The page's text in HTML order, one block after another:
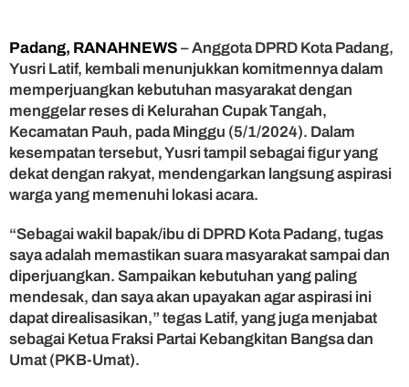
r
i
o
r
t
a
s
k
n
A
p
i
r
a
Padang, RANAHNEWS – Anggota DPRD Kota Padang,
Yusri Latif, kembali menunjukkan komitmennya dalam
memperjuangkan kebutuhan masyarakat dengan
menggelar reses di Kelurahan Cupak Tangah,
Kecamatan Pauh, pada Minggu (5/1/2024). Dalam
kesempatan tersebut, Yusri tampil sebagai figur yang
dekat dengan rakyat, mendengarkan langsung aspirasi
warga yang memenuhi lokasi acara.
“Sebagai wakil bapak/ibu di DPRD Kota Padang, tugas
saya adalah memastikan suara masyarakat sampai dan
diperjuangkan. Sampaikan kebutuhan yang paling
mendesak, dan saya akan upayakan agar aspirasi ini
dapat direalisasikan,” tegas Latif, yang juga menjabat
sebagai Ketua Fraksi Partai Kebangkitan Bangsa dan
Umat (PKB-Umat).